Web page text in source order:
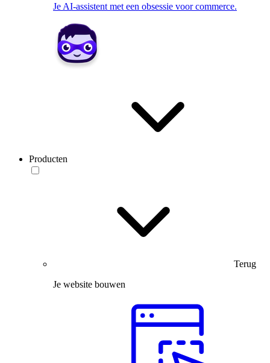
Je AI-assistent met een obsessie voor commerce.
Producten
Terug
Je website bouwen